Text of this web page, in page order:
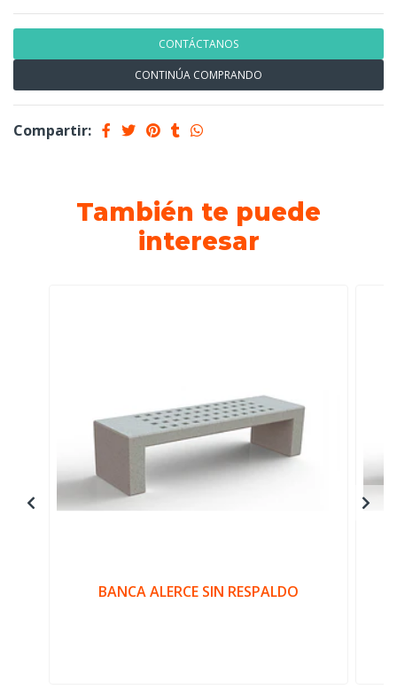
CONTÁCTANOS
CONTINÚA COMPRANDO
Compartir:
También te puede
interesar
BANCA ALERCE SIN RESPALDO